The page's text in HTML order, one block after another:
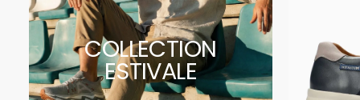
COLLECTION
ESTIVALE